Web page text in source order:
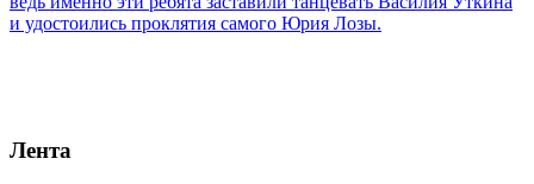
и удостоились проклятия самого Юрия Лозы.
Лента